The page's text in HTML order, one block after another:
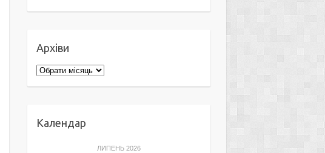
Архіви
Архіви
Календар
ЛИПЕНЬ 2026